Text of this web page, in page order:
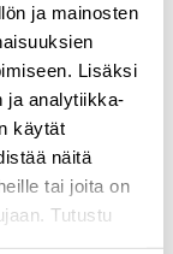
ja mainosten
Lisäksi
ja analytiikka-
käytät
näitä
tai joita on
Tutustu